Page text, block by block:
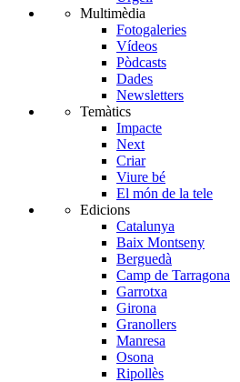
Multimèdia
Fotogaleries
Vídeos
Pòdcasts
Dades
Newsletters
Temàtics
Impacte
Next
Criar
Viure bé
El món de la tele
Edicions
Catalunya
Baix Montseny
Berguedà
Camp de Tarragona
Garrotxa
Girona
Granollers
Manresa
Osona
Ripollès